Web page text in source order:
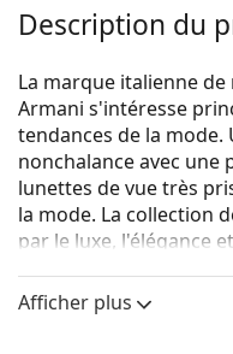
Description du
La marque italienne
Armani s'intéresse
tendances de la
nonchalance avec une
lunettes de vue très
la mode. La collection
par le luxe, l'élégance
Emporio Armani
Afficher plus